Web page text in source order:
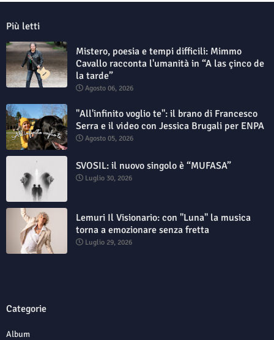
Più letti
Mistero, poesia e tempi difficili: Mimmo
Cavallo racconta l'umanità in “A las çinco de
la tarde”
Agosto 06, 2026
"All'infinito voglio te": il brano di Francesco
Serra e il video con Jessica Brugali per ENPA
Agosto 05, 2026
SVOSIL: il nuovo singolo è “MUFASA”
Luglio 30, 2026
Lemuri Il Visionario: con "Luna" la musica
torna a emozionare senza fretta
Luglio 29, 2026
Categorie
Album